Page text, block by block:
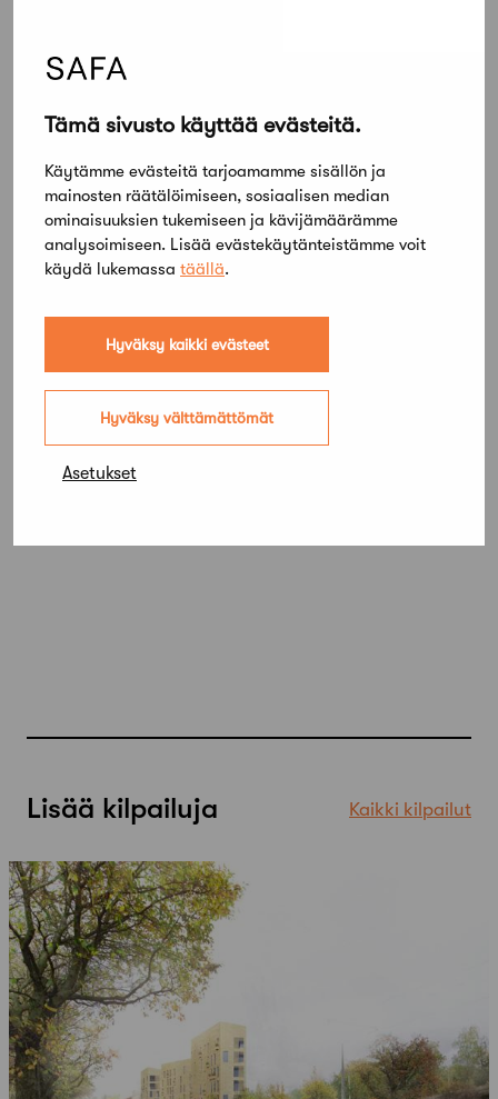
Tämä sivusto käyttää evästeitä.
Käytämme evästeitä tarjoamamme sisällön ja
mainosten räätälöimiseen, sosiaalisen median
ominaisuuksien tukemiseen ja kävijämäärämme
analysoimiseen. Lisää evästekäytänteistämme voit
käydä lukemassa täällä.
Hyväksy kaikki evästeet
Hyväksy välttämättömät
Asetukset
Aki Markkanen
Anniina Valjus
Aino Telama
Lauri Vuojala
SAFA-tuomari
Anssi Lassila
PSOAS Asuintorni – Arvostelupöytäkirja
Lisää kilpailuja Kaikki kilpailut